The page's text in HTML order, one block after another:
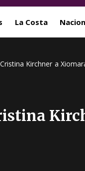
La Costa
Kirchner a